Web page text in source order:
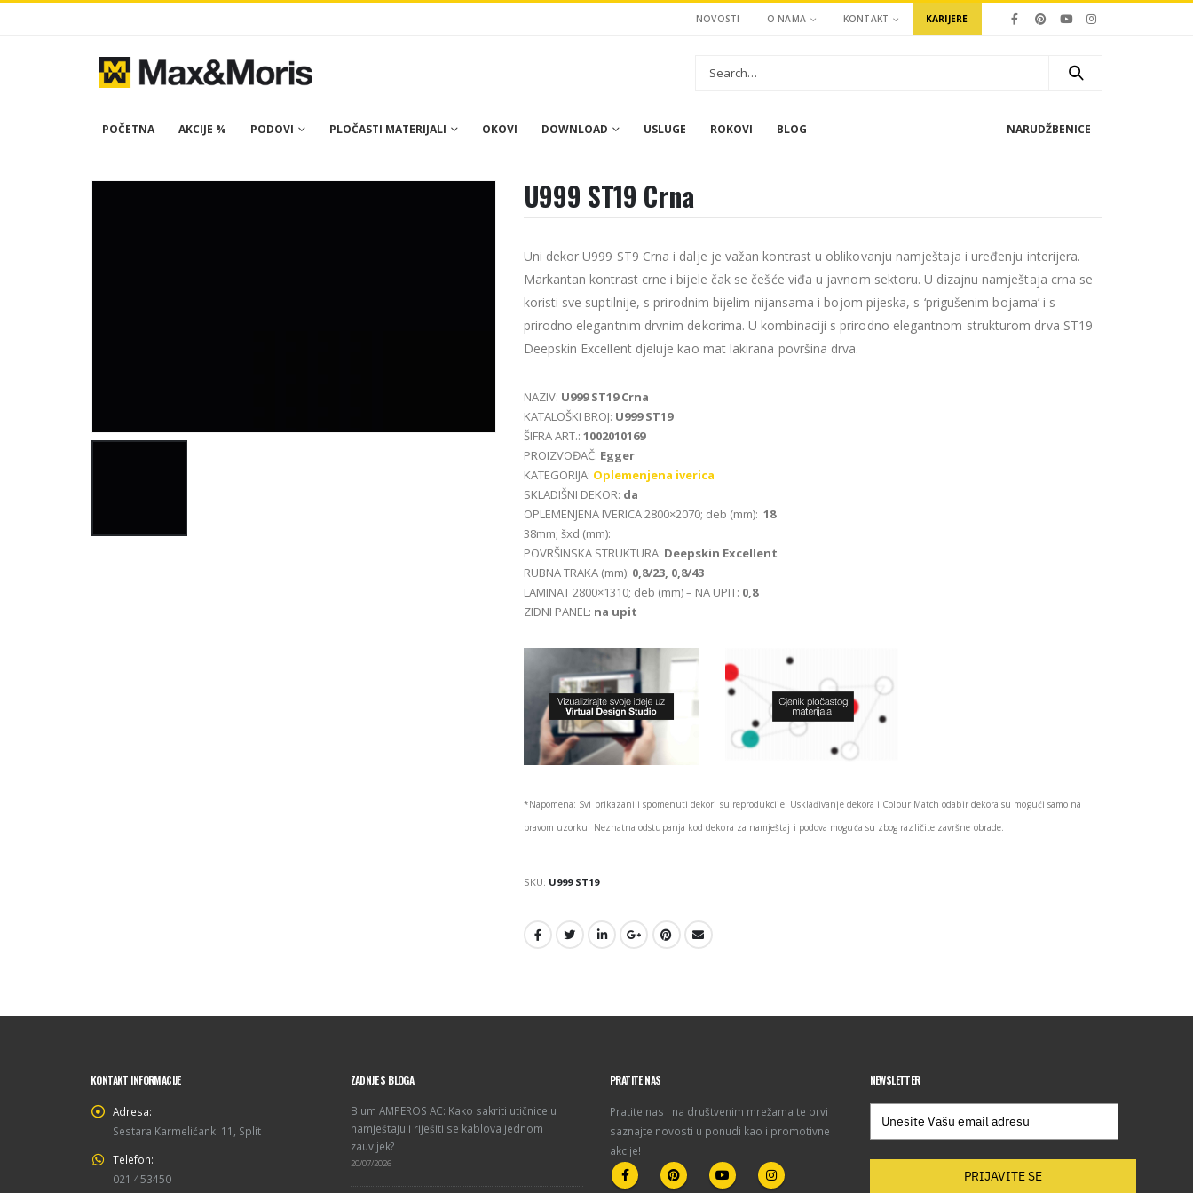
NOVOSTI O NAMA KONTAKT KARIJERE
POČETNA AKCIJE % PODOVI PLOČASTI MATERIJALI OKOVI DOWNLOAD USLUGE ROKOVI BLOG NARUDŽBENICE
U999 ST19 Crna
Uni dekor U999 ST9 Crna i dalje je važan kontrast u oblikovanju namještaja i uređenju interijera.
Markantan kontrast crne i bijele čak se češće viđa u javnom sektoru. U dizajnu namještaja crna se
koristi sve suptilnije, s prirodnim bijelim nijansama i bojom pijeska, s ‘prigušenim bojama’ i s
prirodno elegantnim drvnim dekorima. U kombinaciji s prirodno elegantnom strukturom drva ST19
Deepskin Excellent djeluje kao mat lakirana površina drva.
NAZIV: U999 ST19 Crna
KATALOŠKI BROJ: U999 ST19
ŠIFRA ART.: 1002010169
PROIZVOĐAČ: Egger
KATEGORIJA: Oplemenjena iverica
SKLADIŠNI DEKOR: da
OPLEMENJENA IVERICA 2800×2070; deb (mm): 18
38mm; šxd (mm):
POVRŠINSKA STRUKTURA: Deepskin Excellent
RUBNA TRAKA (mm): 0,8/23, 0,8/43
LAMINAT 2800×1310; deb (mm) – NA UPIT: 0,8
ZIDNI PANEL: na upit
*Napomena: Svi prikazani i spomenuti dekori su reprodukcije. Usklađivanje dekora i Colour Match odabir dekora su mogući samo na
pravom uzorku. Neznatna odstupanja kod dekora za namještaj i podova moguća su zbog različite završne obrade.
SKU: U999 ST19
KONTAKT INFORMACIJE
Adresa:
Sestara Karmelićanki 11, Split
Telefon:
021 453450
ZADNJE S BLOGA
Blum AMPEROS AC: Kako sakriti utičnice u
namještaju i riješiti se kablova jednom
zauvijek?
20/07/2026
PRATITE NAS
Pratite nas i na društvenim mrežama te prvi
saznajte novosti u ponudi kao i promotivne
akcije!
NEWSLETTER
PRIJAVITE SE